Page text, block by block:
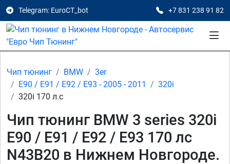
Telegram: EuroCT_bot +7 831 238 91 82
Чип тюнинг BMW
3er
E90 / E91 / E92 / E93 - 2005 - 2011
320i
320i 170 л.с
Чип тюнинг BMW 3 series 320i
E90 / E91 / E92 / E93 170 лс
N43B20 в Нижнем Новгороде.